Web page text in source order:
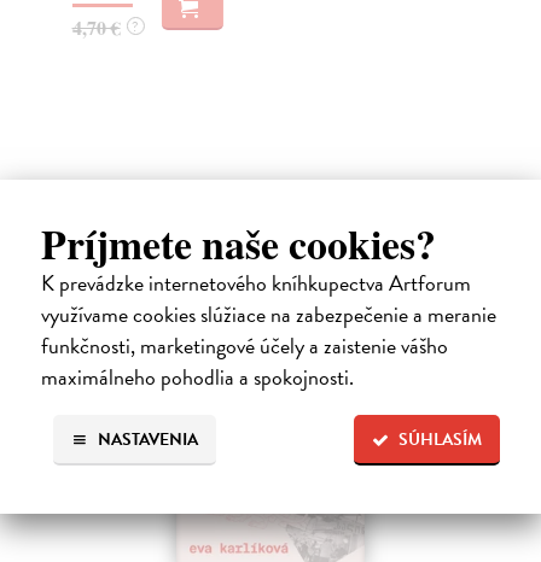
Príjmete naše cookies?
K prevádzke internetového kníhkupectva Artforum
využívame cookies slúžiace na zabezpečenie a meranie
funkčnosti, marketingové účely a zaistenie vášho
maximálneho pohodlia a spokojnosti.
SÚHLASÍM
NASTAVENIA
Na sklade
Ďalšie z kategórie cestopisy
na sklade
novinka